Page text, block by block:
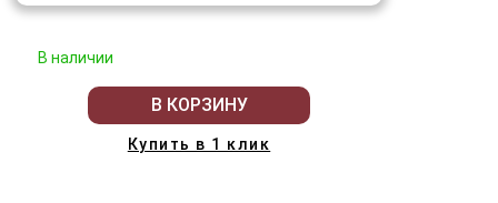
В наличии
В КОРЗИНУ
Купить в 1 клик